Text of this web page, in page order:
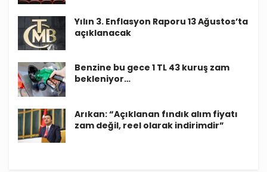
Yılın 3. Enflasyon Raporu 13 Ağustos’ta
açıklanacak
Benzine bu gece 1 TL 43 kuruş zam
bekleniyor…
Arıkan: “Açıklanan fındık alım fiyatı
zam değil, reel olarak indirimdir”